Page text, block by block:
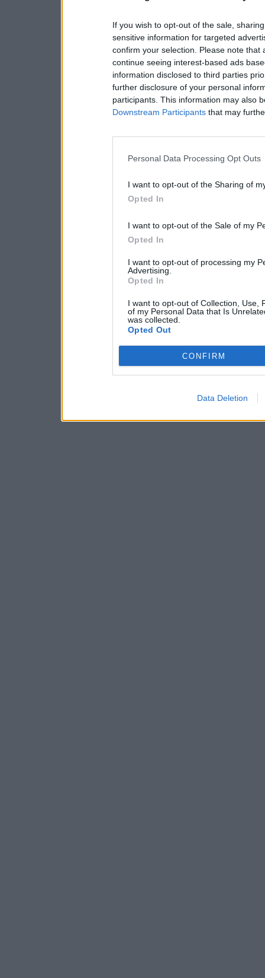
If you wish to opt-out of the sale,
sensitive information for targeted
confirm your selection. Please note
continue seeing interest-based ads
information disclosed to third parties
further disclosure of your personal
participants. This information may also
Downstream Participants that may
Personal Data Processing Opt Outs
I want to opt-out of the Sharing of
Opted In
I want to opt-out of the Sale of my
Opted In
I want to opt-out of processing my
Advertising.
Opted In
I want to opt-out of Collection, Use,
of my Personal Data that Is
was collected.
Opted Out
CONFIRM
Data Deletion